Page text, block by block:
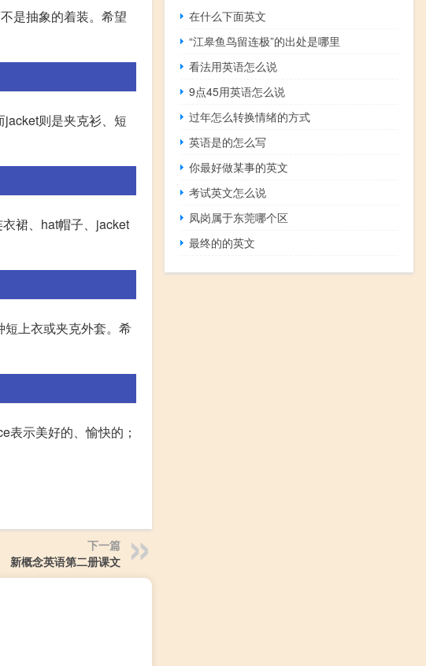
是抽象的着装。希望
则是夹克衫、短
裙、hat帽子、jacket
上衣或夹克外套。希
示美好的、愉快的；
下一篇
新概念英语第二册课文
在什么下面英文
“江皋鱼鸟留连极”的出处是哪里
看法用英语怎么说
9点45用英语怎么说
过年怎么转换情绪的方式
英语是的怎么写
你最好做某事的英文
考试英文怎么说
凤岗属于东莞哪个区
最终的的英文